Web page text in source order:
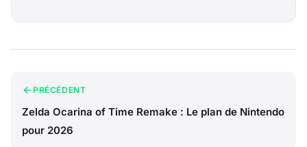
PRÉCÉDENT
Zelda Ocarina of Time Remake : Le plan de Nintendo
pour 2026